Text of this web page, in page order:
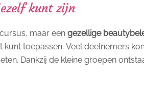
kunt zijn
maar een gezellige
kunt toepassen. Veel deelnemers
Dankzij de kleine groepen